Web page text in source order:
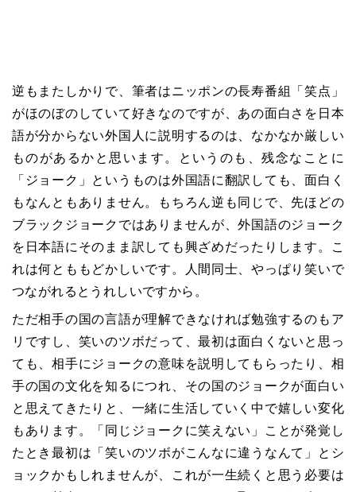
逆もまたしかりで、筆者はニッポンの長寿番組「笑点」
がほのぼのしていて好きなのですが、あの面白さを日本
語が分からない外国人に説明するのは、なかなか厳しい
ものがあるかと思います。というのも、残念なことに
「ジョーク」というものは外国語に翻訳しても、面白く
もなんともありません。もちろん逆も同じで、先ほどの
ブラックジョークではありませんが、外国語のジョーク
を日本語にそのまま訳しても興ざめだったりします。こ
れは何とももどかしいです。人間同士、やっぱり笑いで
つながれるとうれしいですから。
ただ相手の国の言語が理解できなければ勉強するのもア
リですし、笑いのツボだって、最初は面白くないと思っ
ても、相手にジョークの意味を説明してもらったり、相
手の国の文化を知るにつれ、その国のジョークが面白い
と思えてきたりと、一緒に生活していく中で嬉しい変化
もあります。「同じジョークに笑えない」ことが発覚し
たとき最初は「笑いのツボがこんなに違うなんて」とシ
ョックかもしれませんが、これが一生続くと思う必要は